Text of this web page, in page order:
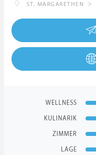
ST. MARGARETHEN >
WELLNESS
KULINARIK
ZIMMER
LAGE